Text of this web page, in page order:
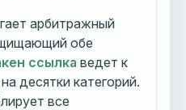
арбитражный
обе
ссылка ведет к
десятки категорий.
все